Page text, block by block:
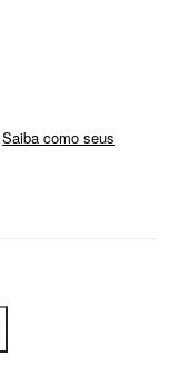
Saiba como seus